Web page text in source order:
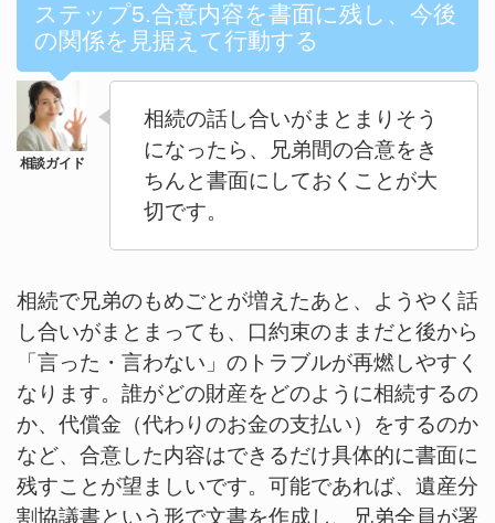
ステップ5.合意内容を書面に残し、今後
の関係を見据えて行動する
相続の話し合いがまとまりそう
になったら、兄弟間の合意をき
ちんと書面にしておくことが大
切です。
相続で兄弟のもめごとが増えたあと、ようやく話
し合いがまとまっても、口約束のままだと後から
「言った・言わない」のトラブルが再燃しやすく
なります。誰がどの財産をどのように相続するの
か、代償金（代わりのお金の支払い）をするのか
など、合意した内容はできるだけ具体的に書面に
残すことが望ましいです。可能であれば、遺産分
割協議書という形で文書を作成し、兄弟全員が署